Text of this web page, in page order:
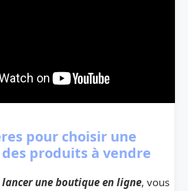
pour choisir une
produits à vendre
une boutique en ligne, vous